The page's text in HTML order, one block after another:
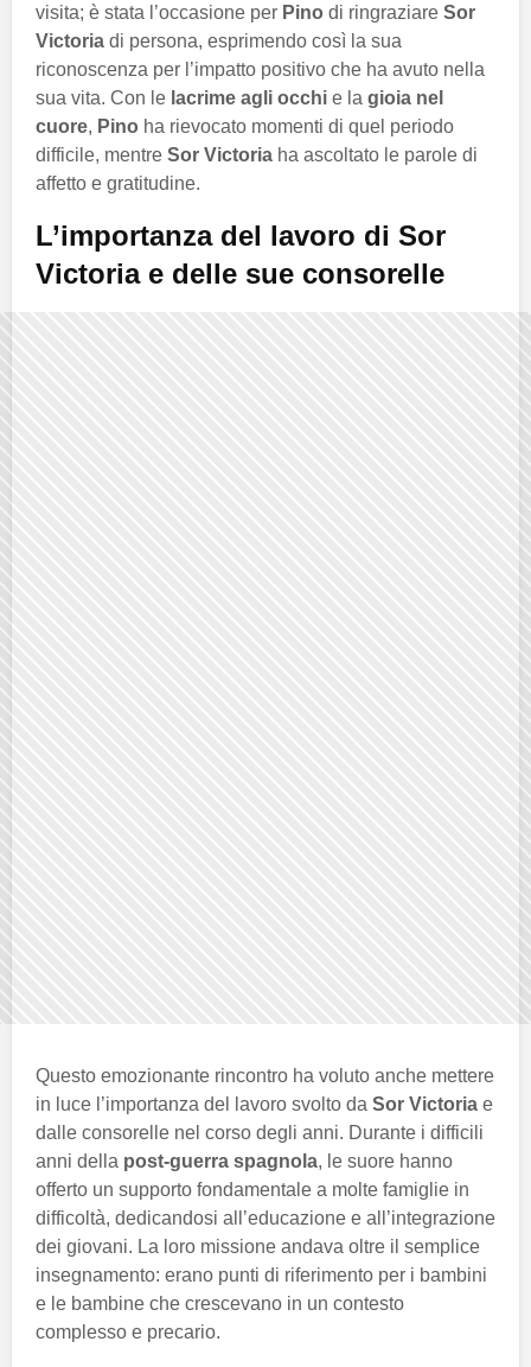
visita; è stata l’occasione per Pino di ringraziare Sor
Victoria di persona, esprimendo così la sua
riconoscenza per l’impatto positivo che ha avuto nella
sua vita. Con le lacrime agli occhi e la gioia nel
cuore, Pino ha rievocato momenti di quel periodo
difficile, mentre Sor Victoria ha ascoltato le parole di
affetto e gratitudine.
L’importanza del lavoro di Sor
Victoria e delle sue consorelle
Questo emozionante rincontro ha voluto anche mettere
in luce l’importanza del lavoro svolto da Sor Victoria e
dalle consorelle nel corso degli anni. Durante i difficili
anni della post-guerra spagnola, le suore hanno
offerto un supporto fondamentale a molte famiglie in
difficoltà, dedicandosi all’educazione e all’integrazione
dei giovani. La loro missione andava oltre il semplice
insegnamento: erano punti di riferimento per i bambini
e le bambine che crescevano in un contesto
complesso e precario.